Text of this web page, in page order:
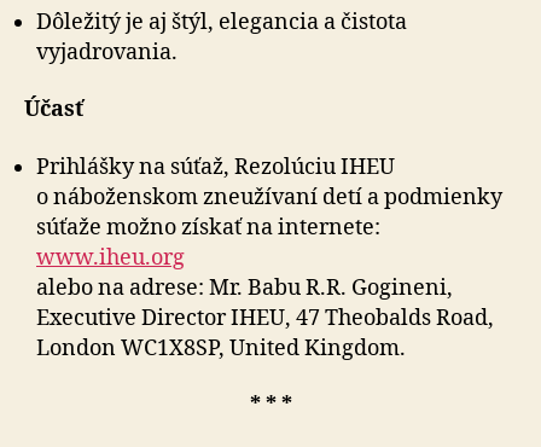
Dôležitý je aj štýl, elegancia a čistota
vyjadrovania.
Účasť
Prihlášky na súťaž, Rezolúciu IHEU
o náboženskom zneužívaní detí a podmienky
súťaže možno získať na internete:
www.iheu.org
alebo na adrese: Mr. Babu R.R. Gogineni,
Executive Director IHEU, 47 Theobalds Road,
London WC1X8SP, United Kingdom.
* * *